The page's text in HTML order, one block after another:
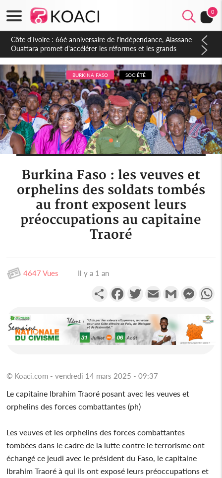
0
Côte d'Ivoire : À Abidjan, Amadou Oury Bah admire le modèle
ivoirien et veut s'en inspirer pour accélérer le développement
de la Guinée
BURKINA FASO SOCIÉTÉ
Burkina Faso : les veuves et
orphelins des soldats tombés
au front exposent leurs
préoccupations au capitaine
Traoré
4647 Vues Il y a 1 an
PartagerFacebookTwitterEmail Gmail
© Koaci.com - vendredi 14 mars 2025 - 09:37
Le capitaine Ibrahim Traoré posant avec les veuves et
orphelins des forces combattantes (ph)
Les veuves et les orphelins des forces combattantes
tombées dans le cadre de la lutte contre le terrorisme ont
échangé ce jeudi avec le président du Faso, le capitaine
Ibrahim Traoré à qui ils ont exposé leurs préoccupations et